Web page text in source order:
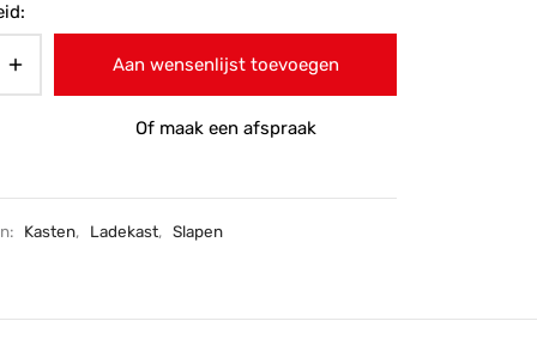
Aan wensenlijst toevoegen
Of maak een afspraak
Kasten, Ladekast, Slapen